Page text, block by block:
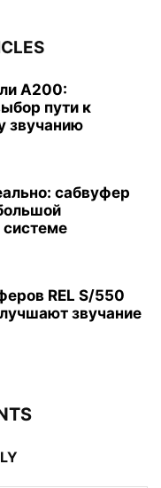
A200:
пути к
звучанию
сабвуфер
REL S/550
звучание